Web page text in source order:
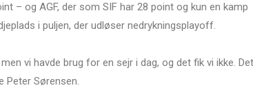
– og AGF, der som SIF har 28 point og kun en kamp
i puljen, der udløser nedrykningsplayoff.
vi havde brug for en sejr i dag, og det fik vi ikke. Det
Sørensen.